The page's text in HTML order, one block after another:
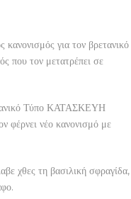
ο
για τον βρετανικό
που τον μετατρέπει σε
Τύπο ΚΑΤΑΣΚΕΥΗ
φέρνει νέο κανονισμό με
χθες τη βασιλική σφραγίδα,